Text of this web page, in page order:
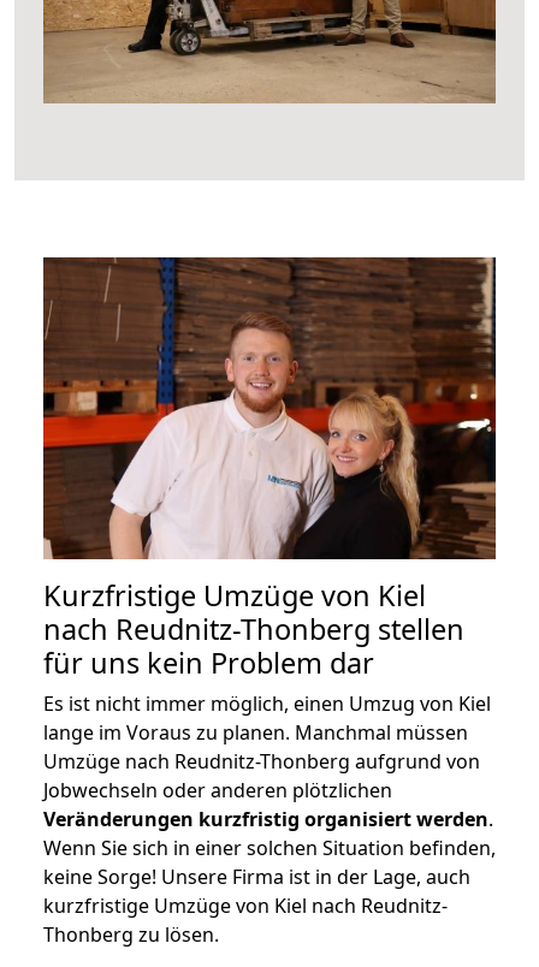
Kurzfristige Umzüge von Kiel
nach Reudnitz-Thonberg stellen
für uns kein Problem dar
Es ist nicht immer möglich, einen Umzug von Kiel
lange im Voraus zu planen. Manchmal müssen
Umzüge nach Reudnitz-Thonberg aufgrund von
Jobwechseln oder anderen plötzlichen
Veränderungen kurzfristig organisiert werden.
Wenn Sie sich in einer solchen Situation befinden,
keine Sorge! Unsere Firma ist in der Lage, auch
kurzfristige Umzüge von Kiel nach Reudnitz-
Thonberg zu lösen.